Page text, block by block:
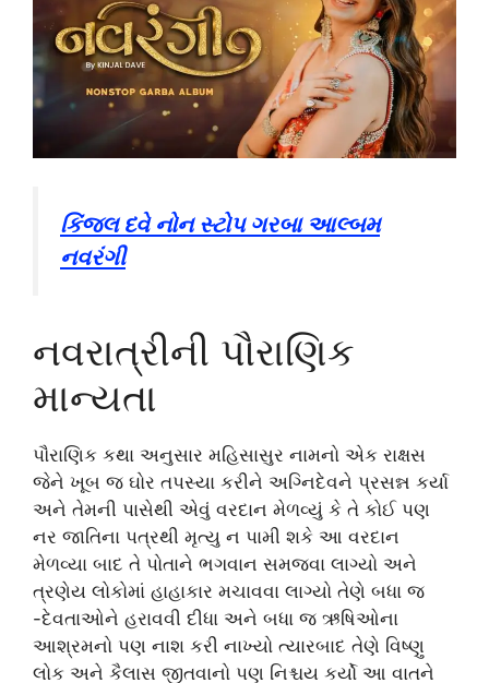
કિંજલ દવે નોન સ્ટોપ ગરબા આલ્બમ
નવરંગી
નવરાત્રીની પૌરાણિક
માન્યતા
પૌરાણિક કથા અનુસાર મહિસાસુર નામનો એક રાક્ષસ
જેને ખૂબ જ ઘોર તપસ્યા કરીને અગ્નિદેવને પ્રસન્ન કર્યા
અને તેમની પાસેથી એવું વરદાન મેળવ્યું કે તે કોઈ પણ
નર જાતિના પત્રથી મૃત્યુ ન પામી શકે આ વરદાન
મેળવ્યા બાદ તે પોતાને ભગવાન સમજવા લાગ્યો અને
ત્રણેય લોકોમાં હાહાકાર મચાવવા લાગ્યો તેણે બધા જ
-દેવતાઓને હરાવવી દીધા અને બધા જ ઋષિઓના
આશ્રમનો પણ નાશ કરી નાખ્યો ત્યારબાદ તેણે વિષ્ણુ
લોક અને કૈલાસ જીતવાનો પણ નિશ્ચય કર્યો આ વાતને